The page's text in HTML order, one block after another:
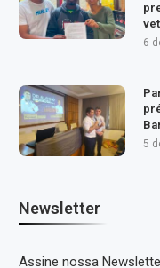
6
5
Newsletter
Assine nossa